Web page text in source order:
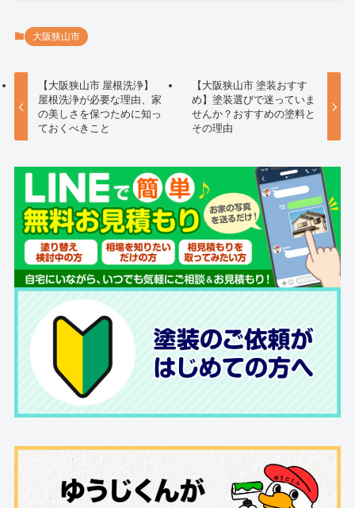
大阪狭山市
【大阪狭山市 屋根洗浄】
屋根洗浄が必要な理由、家
の美しさを保つために知っ
ておくべきこと
【大阪狭山市 塗装おすす
め】塗装選びで迷っていま
せんか？おすすめの塗料と
その理由